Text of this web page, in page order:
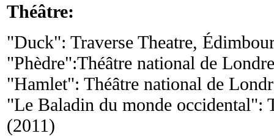
Théâtre:
"Duck": Traverse Theatre,
"Phèdre":Théâtre national de
"Hamlet": Théâtre national de
"Le Baladin du monde occidental":
(2011)